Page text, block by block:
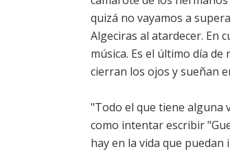
quizá no vayamos a
Algeciras al atardecer. En
música. Es el último día
cierran los ojos y sueñan
"Todo el que tiene alguna
como intentar escribir
hay en la vida que